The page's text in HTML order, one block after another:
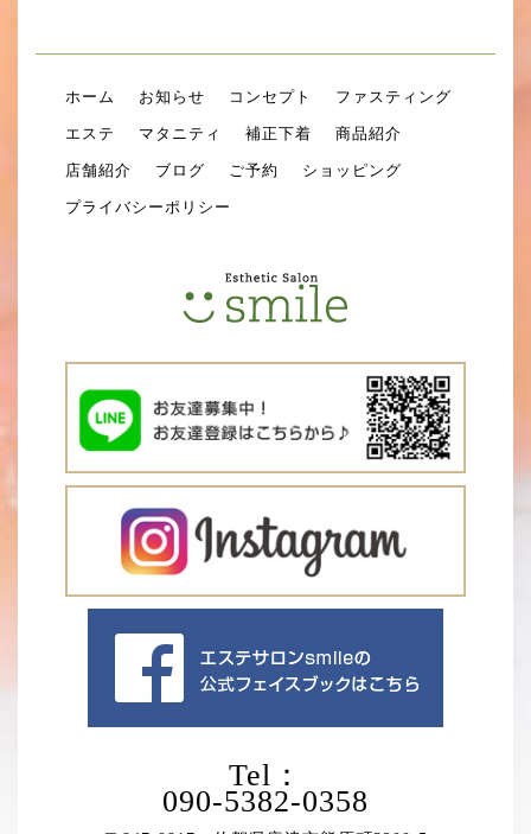
ホーム お知らせ コンセプト ファスティング
エステ マタニティ 補正下着 商品紹介
店舗紹介 ブログ ご予約 ショッピング
プライバシーポリシー
Tel：
090-5382-0358